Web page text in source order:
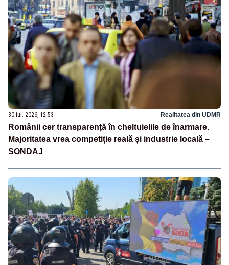
30 iul. 2026, 12:53 Realitatea din UDMR
Românii cer transparență în cheltuielile de înarmare.
Majoritatea vrea competiție reală și industrie locală –
SONDAJ